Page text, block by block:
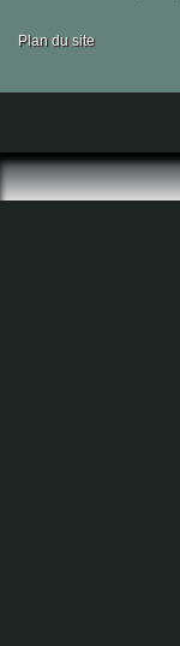
Plan du site